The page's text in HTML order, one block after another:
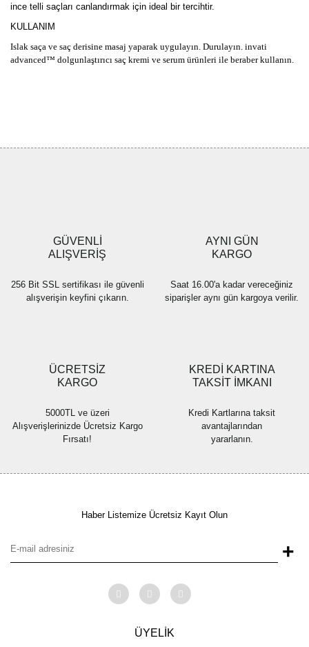
ince telli saçları canlandırmak için ideal bir tercihtir.
KULLANIM
Islak saça ve saç derisine masaj yaparak uygulayın. Durulayın. invati
advanced™ dolgunlaştırıcı saç kremi ve serum ürünleri ile beraber kullanın.
Ürün fiyatı diğer sitelerden daha pahalı.
Bu ürüne benzer farklı alternatifler olmalı.
GÜVENLİ
ALIŞVERİŞ
256 Bit SSL sertifikası ile güvenli
alışverişin keyfini çıkarın.
AYNI GÜN
KARGO
Saat 16.00'a kadar vereceğiniz
siparişler aynı gün kargoya verilir.
ÜCRETSİZ
KARGO
5000TL ve üzeri
Alışverişlerinizde Ücretsiz Kargo
Fırsatı!
KREDİ KARTINA
TAKSİT İMKANI
Kredi Kartlarına taksit
avantajlarından
yararlanın.
Haber Listemize Ücretsiz Kayıt Olun
+
ÜYELİK